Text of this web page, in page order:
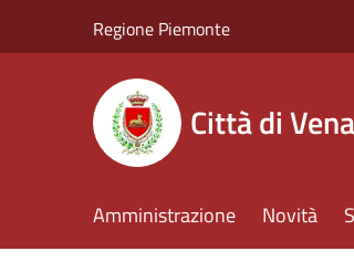
Regione Piemonte
Città di
Amministrazione Novità